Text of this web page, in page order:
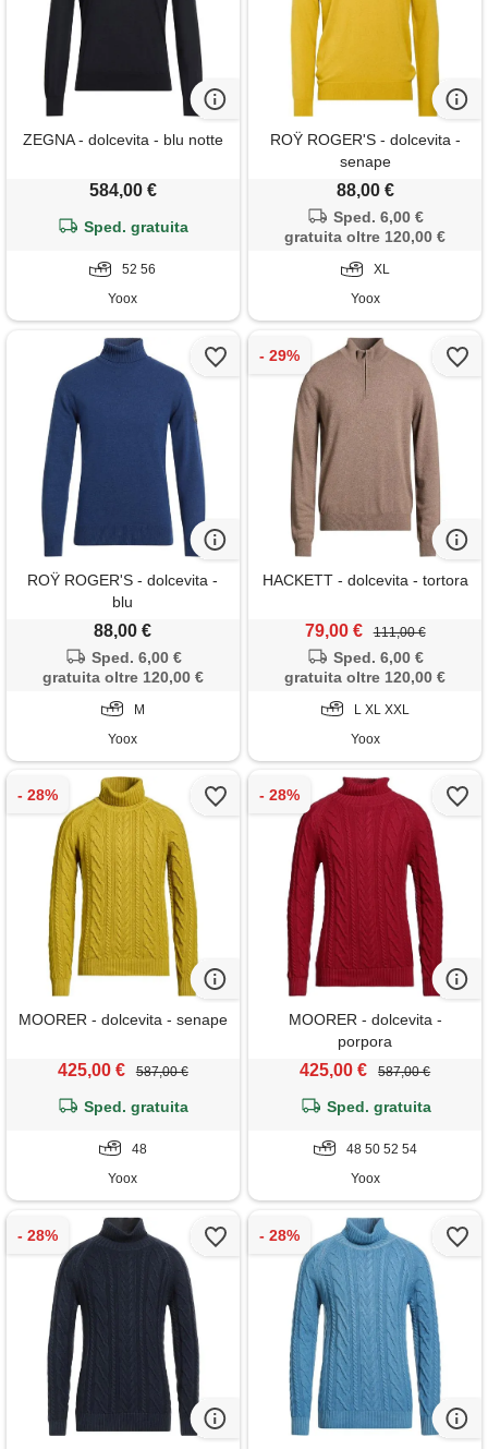
ZEGNA - dolcevita - blu notte
584,00 €
Sped. gratuita
52 56
Yoox
ROŸ ROGER'S - dolcevita -
senape
88,00 €
Sped. 6,00 €
gratuita oltre 120,00 €
XL
Yoox
ROŸ ROGER'S - dolcevita -
blu
88,00 €
Sped. 6,00 €
gratuita oltre 120,00 €
M
Yoox
HACKETT - dolcevita - tortora
79,00 € 111,00 €
Sped. 6,00 €
gratuita oltre 120,00 €
L XL XXL
Yoox
MOORER - dolcevita - senape
425,00 € 587,00 €
Sped. gratuita
48
Yoox
MOORER - dolcevita -
porpora
425,00 € 587,00 €
Sped. gratuita
48 50 52 54
Yoox